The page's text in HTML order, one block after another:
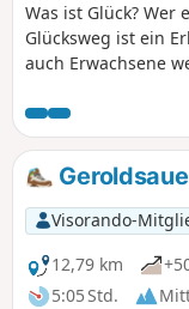
Was ist Glück? Wer
Glücksweg ist ein
auch Erwachsene
Visorando-
12,79 km
5:05 Std.